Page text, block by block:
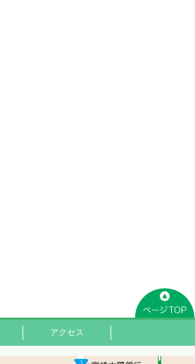
アクセス